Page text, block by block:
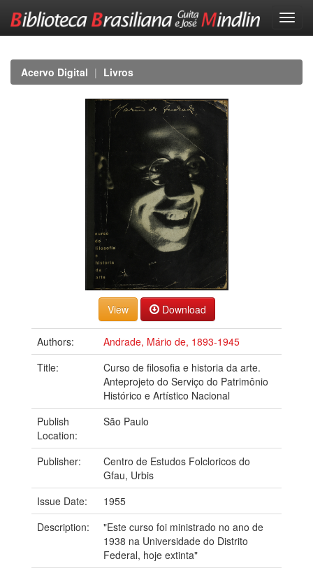
navigationAcervo Digital Livros
Download
Authors:
Andrade, Mário de, 1893-1945
Title:
Curso de filosofia e historia da arte.
Anteprojeto do Serviço do Patrimônio
Histórico e Artístico Nacional
Publish
Location:
São Paulo
Publisher:
Centro de Estudos Folcloricos do
Gfau, Urbis
Issue Date:
1955
Description:
"Este curso foi ministrado no ano de
1938 na Universidade do Distrito
Federal, hoje extinta"